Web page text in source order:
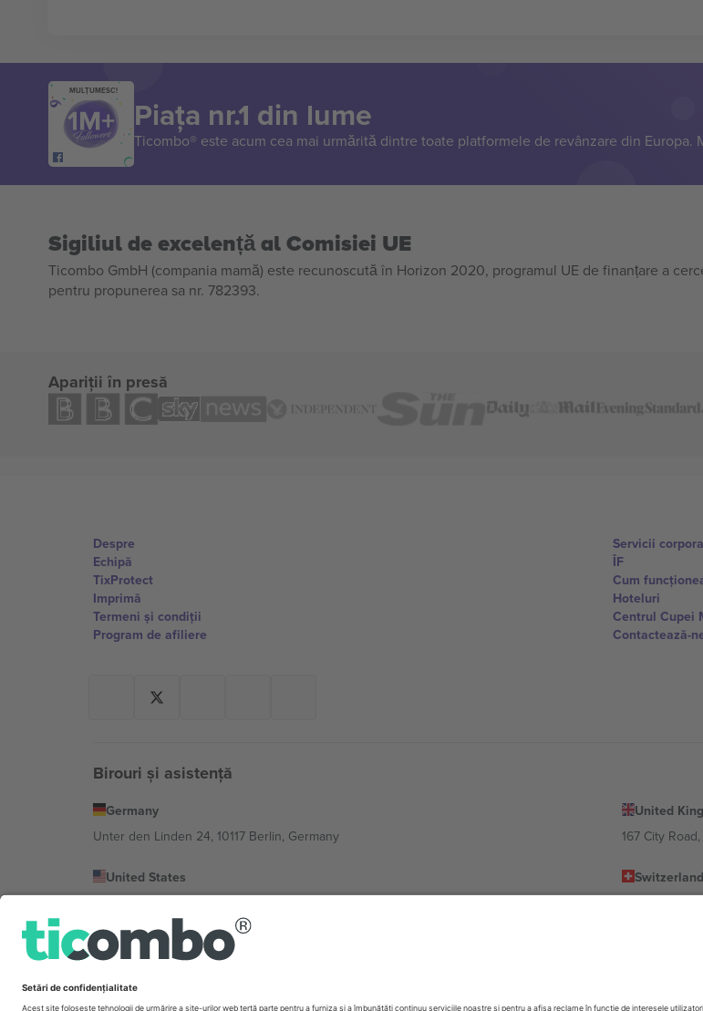
MULȚUMESC!
Piața nr.1 din lume
Ticombo® este acum cea mai urmărită dintre toate platformele de revânzare din Europa.
Sigiliul de excelență al Comisiei UE
Ticombo GmbH (compania mamă) este recunoscută în Horizon 2020, programul UE de finanțare a
pentru propunerea sa nr. 782393.
Apariții în presă
Despre
Echipă
TixProtect
Imprimă
Termeni și condiții
Program de afiliere
Servicii
ÎF
Cum
Hoteluri
Centrul Cupei
Contactează-
Birouri și asistență
Germany
Unter den Linden 24, 10117 Berlin, Germany
United
167 City
United States
Switzerland
Bulgaria